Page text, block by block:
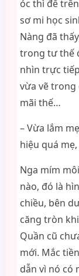
óc thì để
sơ mi học
Nàng đã
trong tư thế
nhìn trực
vừa vẽ trong
mãi thế…
– Vừa lắm
hiệu quá
Nga mím
nào, đó là
chiều, bên
căng tròn
Quần cũ
mới. Mắc
dẫn vì nó có